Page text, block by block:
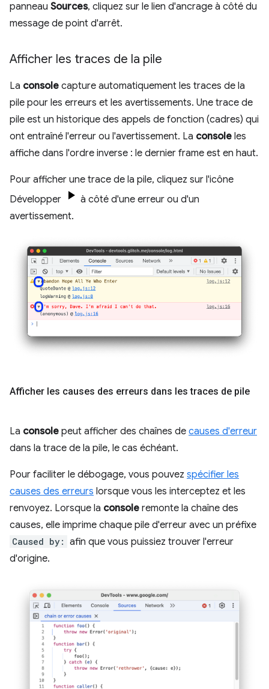
panneau Sources, cliquez sur le lien d'ancrage à côté du
message de point d'arrêt.
Afficher les traces de la pile
La console capture automatiquement les traces de la
pile pour les erreurs et les avertissements. Une trace de
pile est un historique des appels de fonction (cadres) qui
ont entraîné l'erreur ou l'avertissement. La console les
affiche dans l'ordre inverse : le dernier frame est en haut.
Pour afficher une trace de la pile, cliquez sur l'icône
Développer
à côté d'une erreur ou d'un
avertissement.
Afficher les causes des erreurs dans les traces de pile
La console peut afficher des chaînes de causes d'erreur
dans la trace de la pile, le cas échéant.
Pour faciliter le débogage, vous pouvez spécifier les
causes des erreurs lorsque vous les interceptez et les
renvoyez. Lorsque la console remonte la chaîne des
causes, elle imprime chaque pile d'erreur avec un préfixe
Caused by: afin que vous puissiez trouver l'erreur
d'origine.